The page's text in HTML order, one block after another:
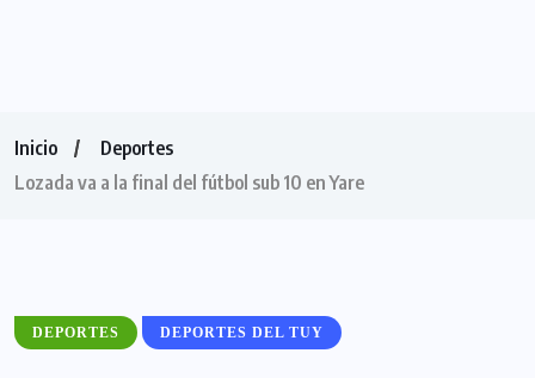
Inicio
Deportes
Lozada va a la final del fútbol sub 10 en Yare
DEPORTES DEPORTES DEL TUY